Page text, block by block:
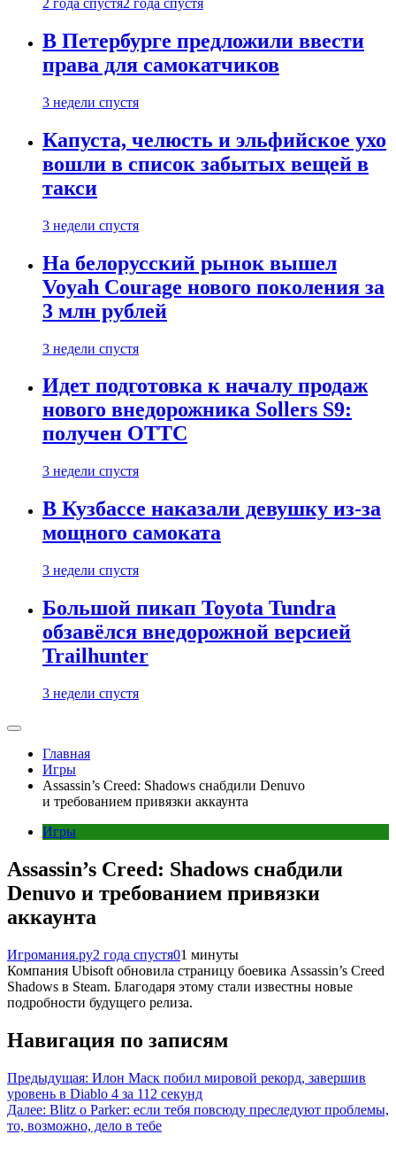
2 года спустя2 года спустя
В Петербурге предложили ввести
права для самокатчиков
3 недели спустя
Капуста, челюсть и эльфийское ухо
вошли в список забытых вещей в
такси
3 недели спустя
На белорусский рынок вышел
Voyah Courage нового поколения за
3 млн рублей
3 недели спустя
Идет подготовка к началу продаж
нового внедорожника Sollers S9:
получен ОТТС
3 недели спустя
В Кузбассе наказали девушку из-за
мощного самоката
3 недели спустя
Большой пикап Toyota Tundra
обзавёлся внедорожной версией
Trailhunter
3 недели спустя
Главная
Игры
Assassin’s Creed: Shadows снабдили Denuvo
и требованием привязки аккаунта
Игры
Assassin’s Creed: Shadows снабдили
Denuvo и требованием привязки
аккаунта
Игромания.ру2 года спустя01 минуты
Компания Ubisoft обновила страницу боевика Assassin’s Creed
Shadows в Steam. Благодаря этому стали известны новые
подробности будущего релиза.
Навигация по записям
Предыдущая: Илон Маск побил мировой рекорд, завершив
уровень в Diablo 4 за 112 секунд
Далее: Blitz о Parker: если тебя повсюду преследуют проблемы,
то, возможно, дело в тебе